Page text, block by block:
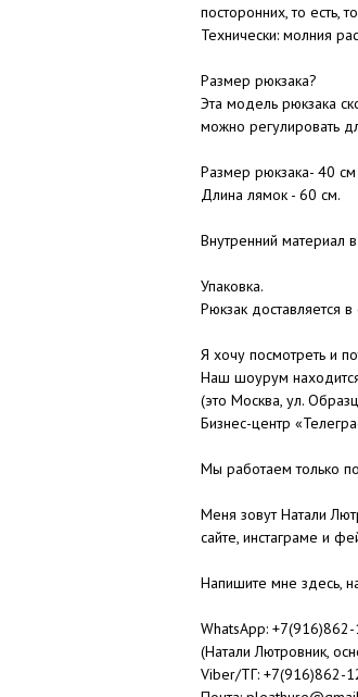
посторонних, то есть,
Технически: молния
Размер рюкзака?
Эта модель рюкзака
можно регулировать
Размер рюкзака- 40
Длина лямок - 60 см.
Внутренний материал
Упаковка.
Рюкзак доставляется
Я хочу посмотреть и
Наш шоурум
(это Москва, ул.
Бизнес-центр
Мы работаем только
Меня зовут Натали
сайте, инстаграме и
Напишите мне здесь,
WhatsApp:
(Натали Лютровник,
Viber/ТГ: +7(916)862-